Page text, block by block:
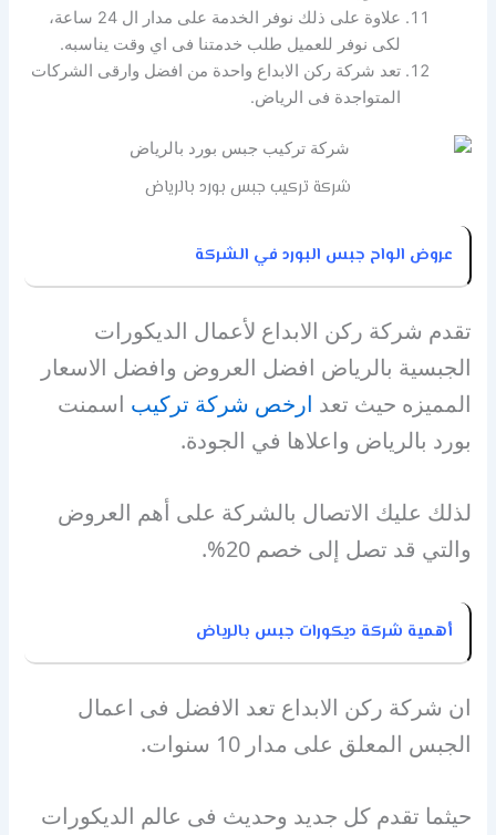
علاوة على ذلك نوفر الخدمة على مدار ال 24 ساعة،
لكى نوفر للعميل طلب خدمتنا فى اي وقت يناسبه.
تعد شركة ركن الابداع واحدة من افضل وارقى الشركات
المتواجدة فى الرياض.
شركة تركيب جبس بورد بالرياض
عروض الواح جبس البورد في الشركة
تقدم شركة ركن الابداع لأعمال الديكورات
الجبسية بالرياض افضل العروض وافضل الاسعار
المميزه حيث تعد ارخص شركة تركيب اسمنت
بورد بالرياض واعلاها في الجودة.
لذلك عليك الاتصال بالشركة على أهم العروض
والتي قد تصل إلى خصم 20%.
أهمية شركة ديكورات جبس بالرياض
ان شركة ركن الابداع تعد الافضل فى اعمال
الجبس المعلق على مدار 10 سنوات.
حيثما تقدم كل جديد وحديث فى عالم الديكورات